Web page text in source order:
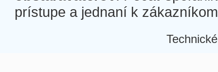
prístupe a jednaní k